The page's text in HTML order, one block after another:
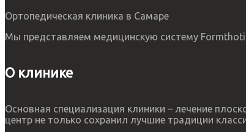
Ортопедическая клиника в Самаре
Мы представляем медицинскую систему
О клинике
Основная специализация клиники – лечение
центр не только сохранил лучшие традиции